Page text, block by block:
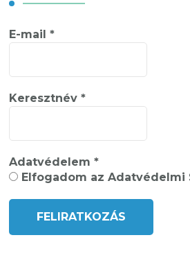
E-mail*
Keresztnév*
Adatvédelem*
Elfogadom az Adatvédelmi